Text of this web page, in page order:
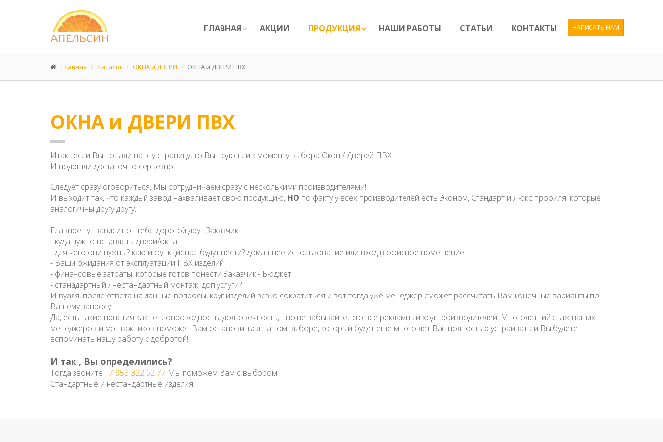
ГЛАВНАЯ АКЦИИ ПРОДУКЦИЯ НАШИ РАБОТЫ СТАТЬИ КОНТАКТЫ НАПИСАТЬ НАМ
Главная Каталог ОКНА и ДВЕРИ ОКНА и ДВЕРИ ПВХ
ОКНА и ДВЕРИ ПВХ
Итак , если Вы попали на эту страницу, то Вы подошли к моменту выбора Окон / Дверей ПВХ.
И подошли достаточно серьезно.
Следует сразу оговориться, Мы сотрудничаем сразу с несколькими производителями!
И выходит так, что каждый завод нахваливает свою продукцию, НО по факту у всех производителей есть Эконом, Стандарт и Люкс профиля, которые
аналогичны другу другу.
Главное тут зависит от тебя дорогой друг-Заказчик:
- куда нужно вставлять двери/окна
- для чего они нужны? какой функционал будут нести? домашнее использование или вход в офисное помещение
- Ваши ожидания от эксплуатации ПВХ изделий
- финансовые затраты, которые готов понести Заказчик - Бюджет
- станадартный / нестандартный монтаж, доп.услуги?
И вуаля, после ответа на данные вопросы, круг изделий резко сократиться и вот тогда уже менеджер сможет рассчитать Вам конечные варианты по
Вашему запросу.
Да, есть такие понятия как теплопроводность, долговечность, - но не забывайте, это все рекламный ход производителей. Многолетний стаж наших
менеджеров и монтажников поможет Вам остановиться на том выборе, который будет еще много лет Вас полностью устраивать и Вы будете
вспоминать нашу работу с добротой!
И так , Вы определились?
Тогда звоните +7 953 322 62 77 Мы поможем Вам с выбором!
Стандартные и нестандартные изделия.